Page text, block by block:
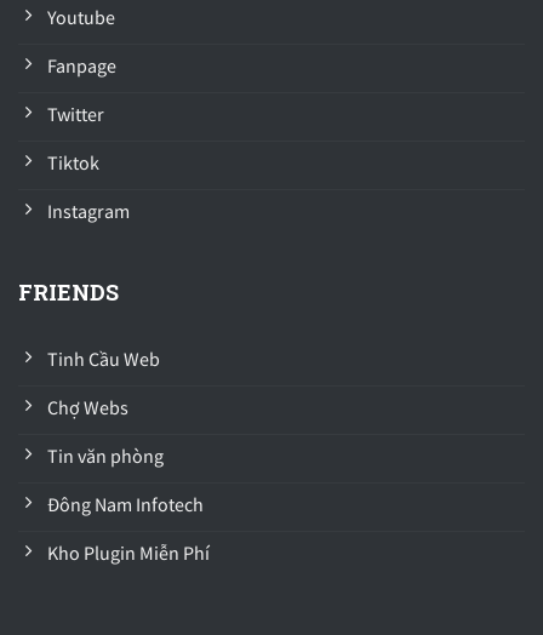
Youtube
Fanpage
Twitter
Tiktok
Instagram
FRIENDS
Tinh Cầu Web
Chợ Webs
Tin văn phòng
Đông Nam Infotech
Kho Plugin Miễn Phí